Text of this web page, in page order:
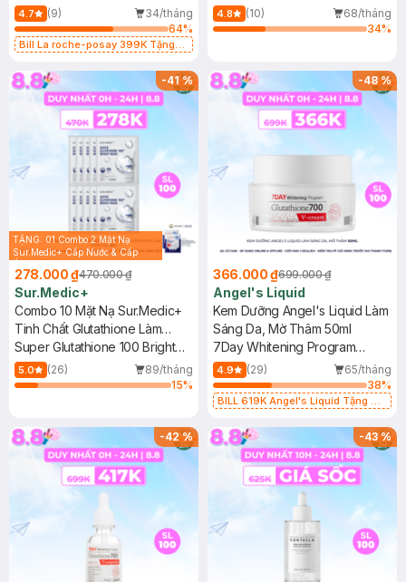
4.7 (9)
34/tháng
64%
Bill La roche-posay 399K Tặng
(SL có hạn)
Niacinamide Serum
4.8 (10)
68/tháng
34%
-41%
TẶNG: 01 Combo 2 Mặt Nạ
Sur.Medic+ Cấp Nước & Cấp
278.000 ₫470.000 ₫
Sur.Medic+
Combo 10 Mặt Nạ Sur.Medic+
Tinh Chất Glutathione Làm
Sáng Da 30g
Super Glutathione 100 Bright
Mask
5.0 (26)
89/tháng
15%
-48%
366.000 ₫699.000 ₫
Angel's Liquid
Kem Dưỡng Angel's Liquid Làm
Sáng Da, Mờ Thâm 50ml
7Day Whitening Program
Glutathione 700 V-Cream
4.9 (29)
65/tháng
38%
BILL 619K Angel's Liquid Tặng 01
Sáng Da 30g (SL có hạn)
-42% -43%